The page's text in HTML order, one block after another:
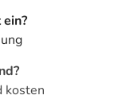
kosten